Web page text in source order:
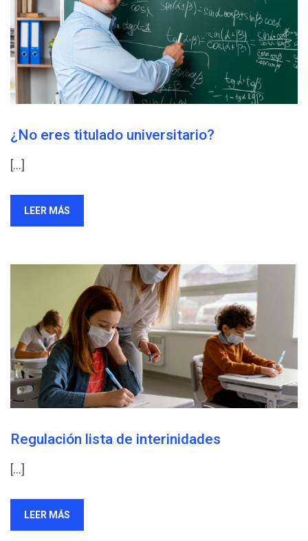
¿No eres titulado universitario?
[…]
LEER MÁS
Regulación lista de interinidades
[…]
LEER MÁS